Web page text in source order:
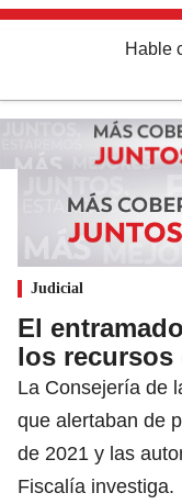
Hable
Judicial
El
los recursos
La Consejería de
que alertaban de
de 2021 y las
Fiscalía investiga.